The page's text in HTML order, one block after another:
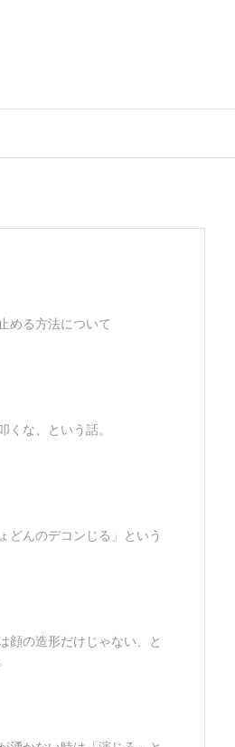
める方法について
くな、という話。
どんのデコンじる」という
顔の造形だけじゃない、と